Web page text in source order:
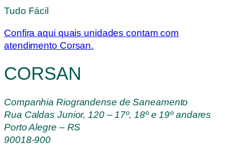
Tudo Fácil
Confira aqui quais unidades contam com
atendimento Corsan.
CORSAN
Companhia Riograndense de Saneamento
Rua Caldas Junior, 120 – 17º, 18º e 19º andares
Porto Alegre – RS
90018-900